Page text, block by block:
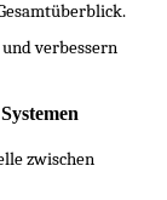
verbessern
zwischen